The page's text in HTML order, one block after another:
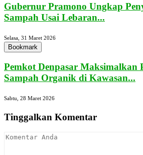
Gubernur Pramono Ungkap
Sampah Usai Lebaran...
Selasa, 31 Maret 2026
Bookmark
Pemkot Denpasar Maksimalkan
Sampah Organik di Kawasan...
Sabtu, 28 Maret 2026
Tinggalkan Komentar